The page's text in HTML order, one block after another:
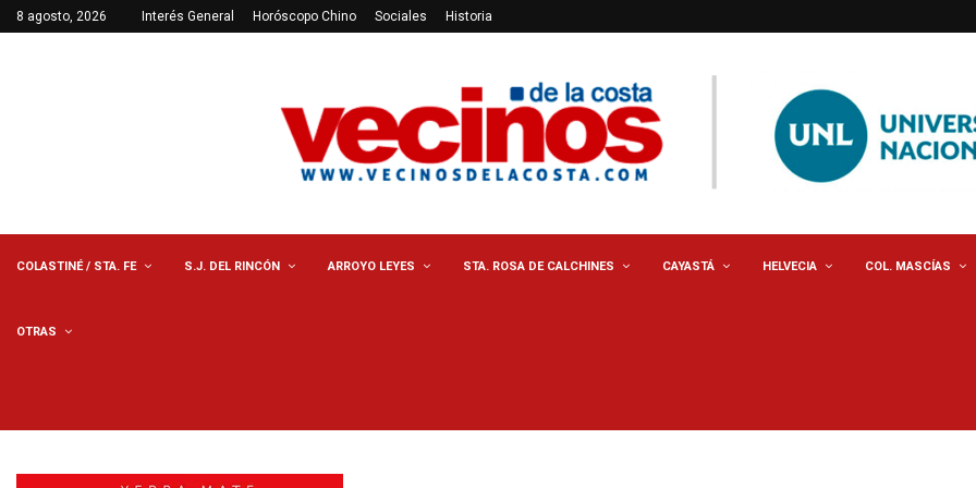
8 agosto, 2026 Interés General Horóscopo Chino Sociales Historia
COLASTINÉ / STA. FE S.J. DEL RINCÓN ARROYO LEYES STA. ROSA DE CALCHINES CAYASTÁ HELVECIA COL. MASCÍAS
OTRAS